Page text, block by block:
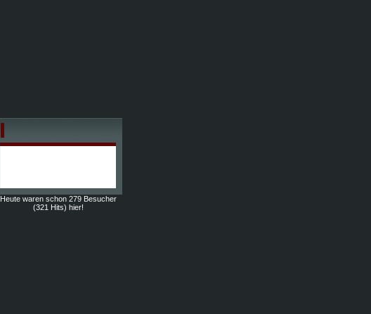
Heute waren schon 279 Besucher
(321 Hits) hier!